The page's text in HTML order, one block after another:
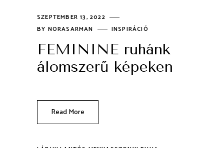
SZEPTEMBER 13, 2022
BY NORASARMAN INSPIRÁCIÓ
FEMININE ruhánk
álomszerű képeken
Read More